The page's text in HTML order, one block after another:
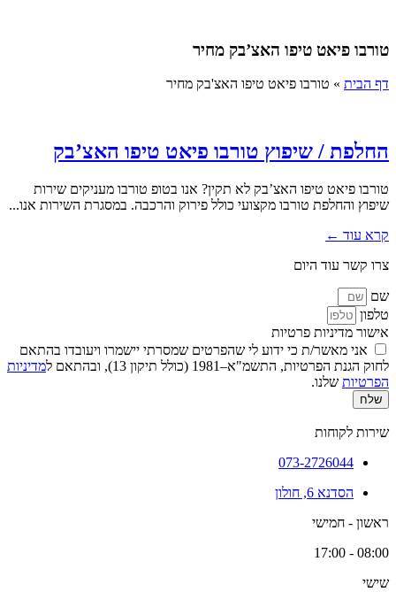
טורבו פיאט טיפו האצ’בק מחיר
דף הבית » טורבו פיאט טיפו האצ'בק מחיר
החלפת / שיפוץ טורבו פיאט טיפו האצ’בק
טורבו פיאט טיפו האצ’בק לא תקין? אנו בטופ טורבו מעניקים שירות
שיפוץ והחלפת טורבו מקצועי כולל פירוק והרכבה. במסגרת השירות אנו...
קרא עוד ←
צרו קשר עוד היום
שם
טלפון
אישור מדיניות פרטיות
אני מאשר/ת כי ידוע לי שהפרטים שמסרתי יישמרו ויעובדו בהתאם
לחוק הגנת הפרטיות, התשמ"א–1981 (כולל תיקון 13), ובהתאם ל
מדיניות
הפרטיות שלנו.
שלח
שירות לקוחות
073-2726044
הסדנא 6, חולון
ראשון - חמישי
08:00 - 17:00
שישי